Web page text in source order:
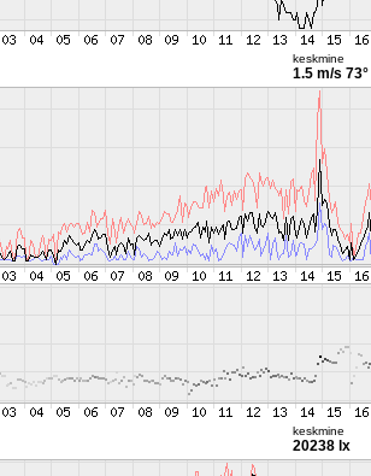
keskmine
1.5 m/s 73°
keskmine
20238 lx